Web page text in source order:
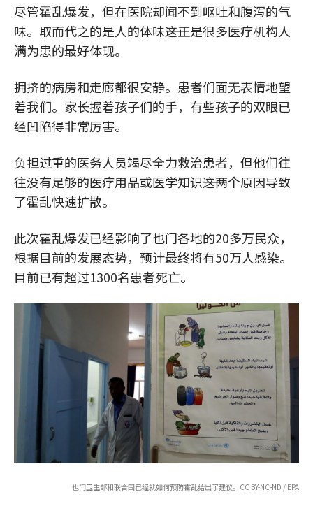
尽管霍乱爆发，但在医院却闻不到呕吐和腹泻的气
味。取而代之的是人的体味――这正是很多医疗机构人
满为患的最好体现。
拥挤的病房和走廊都很安静。患者们面无表情地望
着我们。家长握着孩子们的手，有些孩子的双眼已
经凹陷得非常厉害。
负担过重的医务人员竭尽全力救治患者，但他们往
往没有足够的医疗用品或医学知识――这两个原因导致
了霍乱快速扩散。
此次霍乱爆发已经影响了也门各地的20多万民众，
根据目前的发展态势，预计最终将有50万人感染。
目前已有超过1300名患者死亡。
也门卫生部和联合国已经就如何预防霍乱给出了建议。CC BY-NC-ND / EPA